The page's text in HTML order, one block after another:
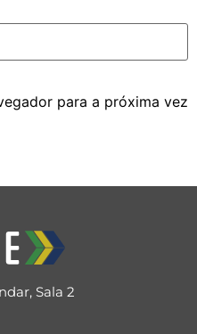
para a próxima vez
Sala 2